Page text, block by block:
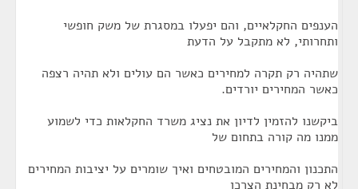
הענפים החקלאיים, והם יפעלו במסגרת של משק חופשי
ותחרותי, לא מתקבל על הדעת
שתהיה רק תקרה למחירים כאשר הם עולים ולא תהיה רצפה
כאשר המחירים יורדים.
ביקשנו להזמין לדיון את נציג משרד החקלאות כדי לשמוע
ממנו מה קורה בתחום של
התכנון והמחירים המובטחים ואיך שומרים על יציבות המחירים
לא רק מבחינת הצרכן